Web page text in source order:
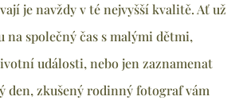
je navždy v té nejvyšší kvalitě. Ať už
na společný čas s malými dětmi,
události, nebo jen zaznamenat
den, zkušený rodinný fotograf vám